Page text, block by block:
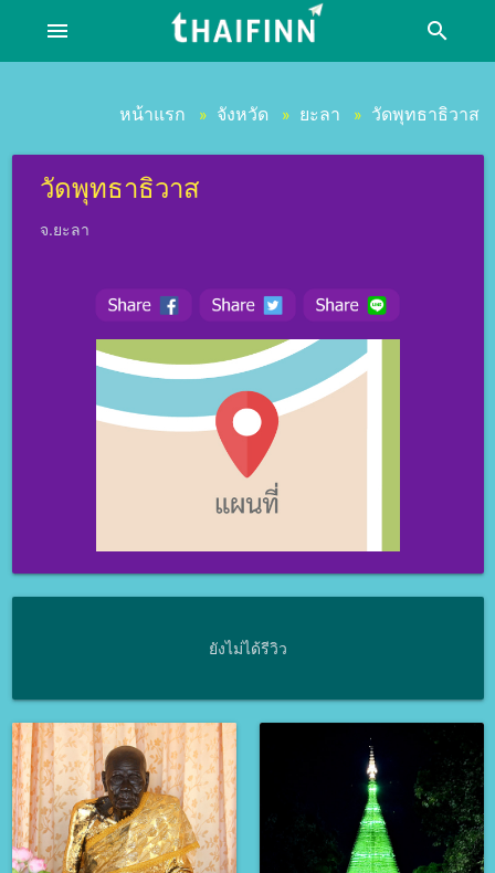
menu search
หน้าแรก » จังหวัด » ยะลา » วัดพุทธาธิวาส
วัดพุทธาธิวาส
จ.ยะลา
ยังไม่ได้รีวิว